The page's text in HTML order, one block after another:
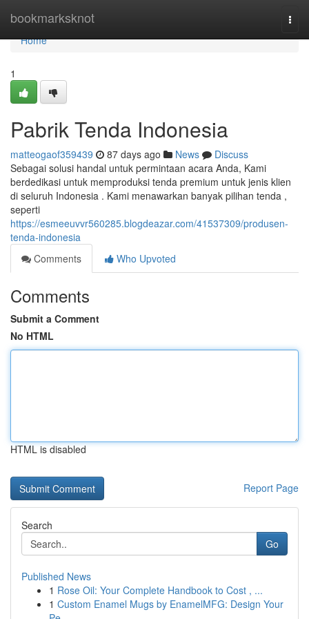
bookmarksknot
Home
Home
1
Pabrik Tenda Indonesia
matteogaof359439 87 days ago News
Discuss
Sebagai solusi handal untuk permintaan acara Anda, Kami
berdedikasi untuk memproduksi tenda premium untuk jenis klien
di seluruh Indonesia . Kami menawarkan banyak pilihan tenda ,
seperti
https://esmeeuvvr560285.blogdeazar.com/41537309/produsen-
tenda-indonesia
Comments
Who Upvoted
Comments
Submit a Comment
No HTML
HTML is disabled
Report Page
Search
Go
Published News
1 Rose Oil: Your Complete Handbook to Cost , ...
1 Custom Enamel Mugs by EnamelMFG: Design Your